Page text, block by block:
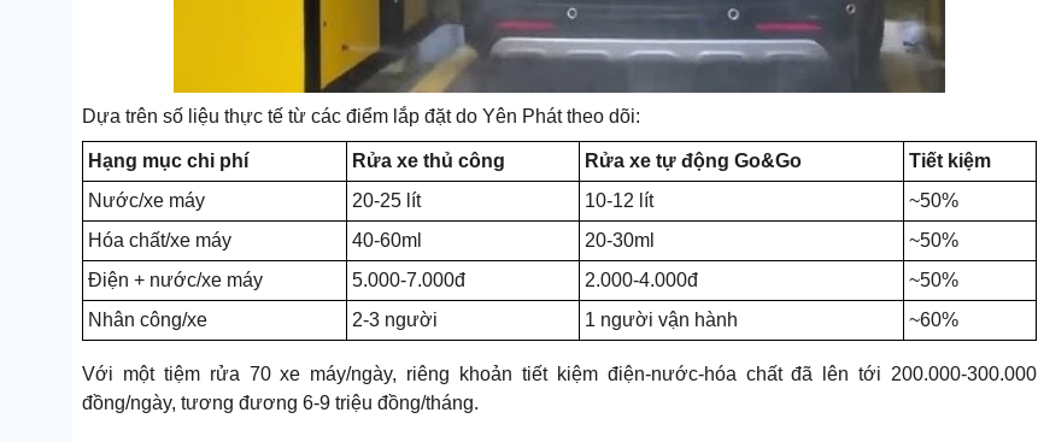
Dựa trên số liệu thực tế từ các điểm lắp đặt do Yên Phát theo dõi:
Hạng mục chi phí Rửa xe thủ công Rửa xe tự động Go&Go
Tiết kiệm
Nước/xe máy
20-25 lít 10-12 lít
~50%
Hóa chất/xe máy
40-60ml 20-30ml
~50%
Điện + nước/xe máy
5.000-7.000đ 2.000-4.000đ
~50%
Nhân công/xe
2-3 người 1 người vận hành ~60%
Với một tiệm rửa 70 xe máy/ngày, riêng khoản tiết kiệm điện-nước-hóa chất đã lên tới 200.000-300.000
đồng/ngày, tương đương 6-9 triệu đồng/tháng.